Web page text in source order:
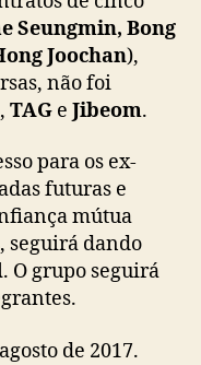
i
n
,
T
A
e
J
i
b
e
m
Seungmin, Bong
Joochan),
não foi
, TAG e Jibeom.
para os ex-
futuras e
mútua
seguirá dando
. O grupo seguirá
de 2017.